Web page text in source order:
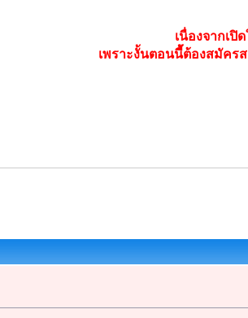
เนื่องจากเปิ
เพราะงั้นตอนนี้ต้องสมัค